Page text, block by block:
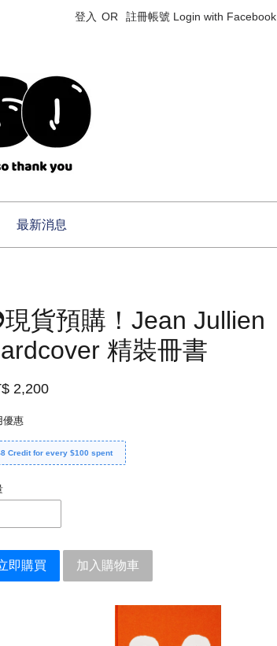
登入 OR 註冊帳號 Login with Facebook
最新消息
現貨預購！Jean Jullien
精裝冊書
2,200
優惠
Credit for every $100 spent
即購買 加入購物車